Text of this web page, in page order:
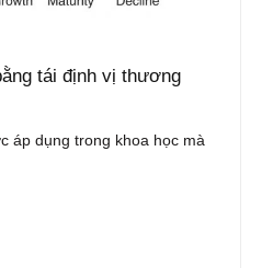
tái định vị thương
áp dụng trong khoa học mà